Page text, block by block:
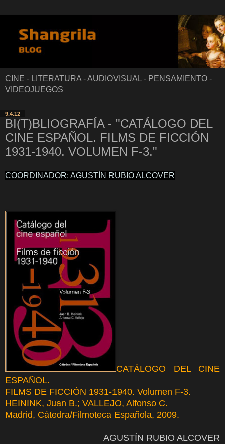
CINE - LITERATURA - AUDIOVISUAL - PENSAMIENTO -
VIDEOJUEGOS
9.4.12
BI(T)BLIOGRAFÍA - "CATÁLOGO DEL
CINE ESPAÑOL. FILMS DE FICCIÓN
1931-1940. VOLUMEN F-3."
COORDINADOR: AGUSTÍN RUBIO ALCOVER
CATÁLOGO DEL CINE
ESPAÑOL.
FILMS DE FICCIÓN 1931-1940. Volumen F-3.
HEININK, Juan B.; VALLEJO, Alfonso C.
Madrid, Cátedra/Filmoteca Española, 2009.
AGUSTÍN RUBIO ALCOVER